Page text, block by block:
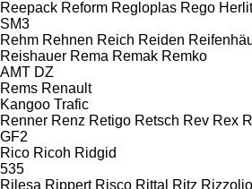
Reepack Reform Regloplas Rego
SM3
Rehm Rehnen Reich Reiden
Reishauer Rema Remak Remko
AMT DZ
Rems Renault
Kangoo Trafic
Renner Renz Retigo Retsch Rev Rex
GF2
Rico Ricoh Ridgid
535
Rilesa Rippert Risco Rittal Ritz Rizzolio